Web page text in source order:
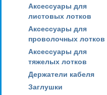
Аксессуары для
листовых лотков
Аксессуары для
проволочных лотков
Аксессуары для
тяжелых лотков
Держатели кабеля
Заглушки